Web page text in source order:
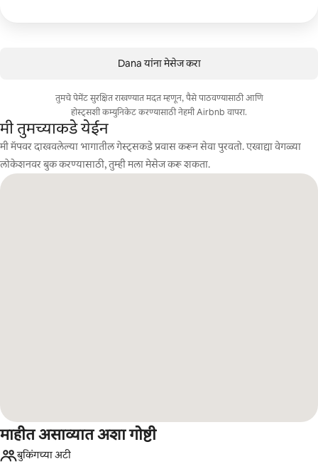
Dana यांना मेसेज करा
तुमचे पेमेंट सुरक्षित राखण्यात मदत म्हणून, पैसे पाठवण्यासाठी आणि
होस्ट्सशी कम्युनिकेट करण्यासाठी नेहमी Airbnb वापरा.
मी तुमच्याकडे येईन
मी मॅपवर दाखवलेल्या भागातील गेस्ट्सकडे प्रवास करून सेवा पुरवतो. एखाद्या वेगळ्या
लोकेशनवर बुक करण्यासाठी, तुम्ही मला मेसेज करू शकता.
माहीत असाव्यात अशा गोष्टी
बुकिंगच्या अटी